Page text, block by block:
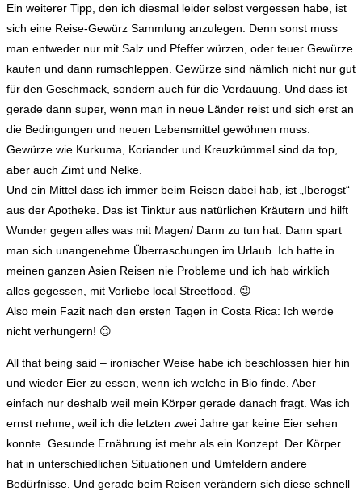
Ein weiterer Tipp, den ich diesmal leider selbst vergessen habe, ist
sich eine Reise-Gewürz Sammlung anzulegen. Denn sonst muss
man entweder nur mit Salz und Pfeffer würzen, oder teuer Gewürze
kaufen und dann rumschleppen. Gewürze sind nämlich nicht nur gut
für den Geschmack, sondern auch für die Verdauung. Und dass ist
gerade dann super, wenn man in neue Länder reist und sich erst an
die Bedingungen und neuen Lebensmittel gewöhnen muss.
Gewürze wie Kurkuma, Koriander und Kreuzkümmel sind da top,
aber auch Zimt und Nelke.
Und ein Mittel dass ich immer beim Reisen dabei hab, ist „Iberogst“
aus der Apotheke. Das ist Tinktur aus natürlichen Kräutern und hilft
Wunder gegen alles was mit Magen/ Darm zu tun hat. Dann spart
man sich unangenehme Überraschungen im Urlaub. Ich hatte in
meinen ganzen Asien Reisen nie Probleme und ich hab wirklich
alles gegessen, mit Vorliebe local Streetfood. 😉
Also mein Fazit nach den ersten Tagen in Costa Rica: Ich werde
nicht verhungern! 😉
All that being said – ironischer Weise habe ich beschlossen hier hin
und wieder Eier zu essen, wenn ich welche in Bio finde. Aber
einfach nur deshalb weil mein Körper gerade danach fragt. Was ich
ernst nehme, weil ich die letzten zwei Jahre gar keine Eier sehen
konnte. Gesunde Ernährung ist mehr als ein Konzept. Der Körper
hat in unterschiedlichen Situationen und Umfeldern andere
Bedürfnisse. Und gerade beim Reisen verändern sich diese schnell